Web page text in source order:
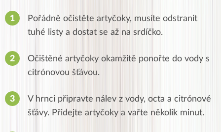
Pořádně očistěte artyčoky, musíte odstranit
tuhé listy a dostat se až na srdíčko.
Očištěné artyčoky okamžitě ponořte do vody s
citrónovou šťávou.
V hrnci připravte nálev z vody, octa a citrónové
šťávy. Přidejte artyčoky a vařte několik minut.